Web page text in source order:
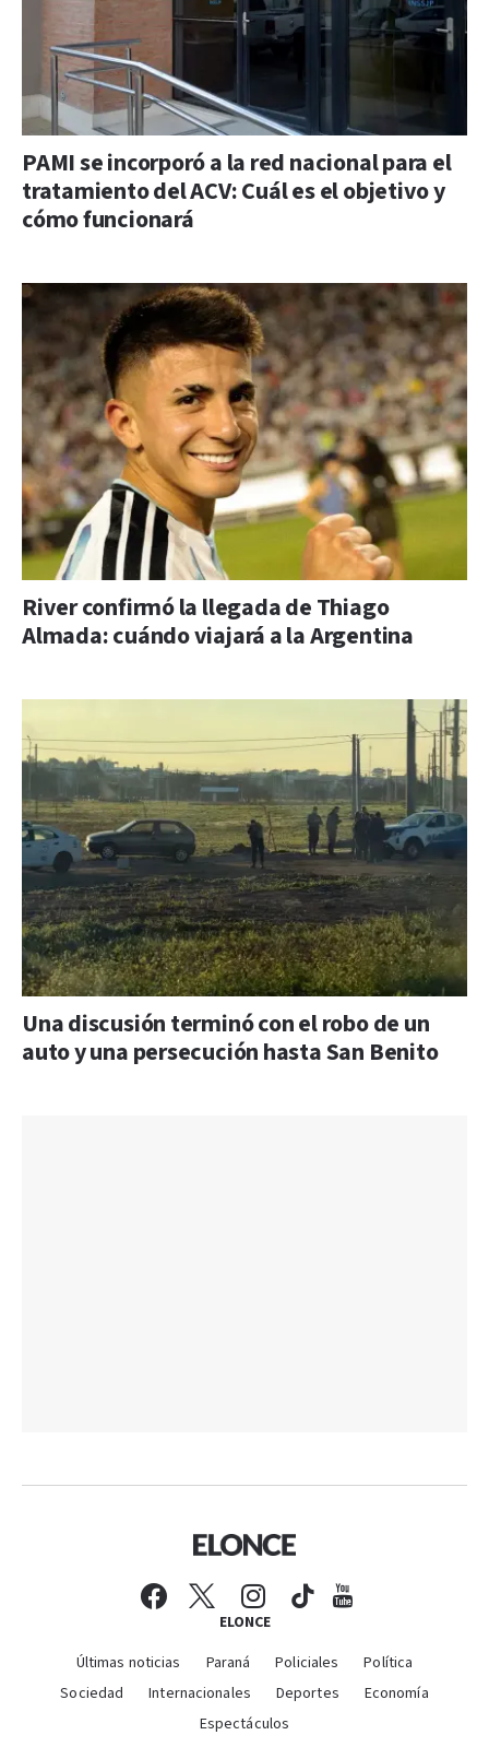
PAMI se incorporó a la red nacional para el
tratamiento del ACV: Cuál es el objetivo y
cómo funcionará
River confirmó la llegada de Thiago
Almada: cuándo viajará a la Argentina
Una discusión terminó con el robo de un
auto y una persecución hasta San Benito
ELONCE
Últimas noticias Paraná Policiales
Política
Sociedad
Internacionales Deportes
Economía
Espectáculos